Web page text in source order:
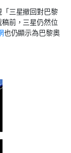
三星撤回對巴黎
前，三星仍然位
也仍顯示為巴黎奧